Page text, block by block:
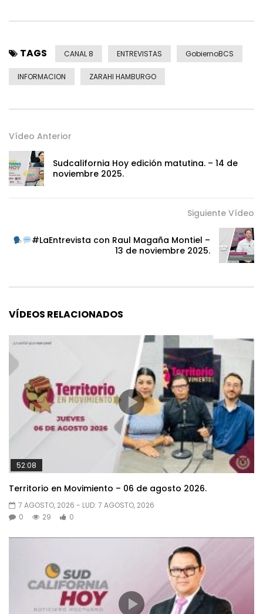
TAGS CANAL 8 ENTREVISTAS GobiernoBCS
INFORMACION ZARAHI HAMBURGO
Vídeo Anterior
Sudcalifornia Hoy edición matutina. – 14 de
noviembre 2025.
Siguiente Vídeo
#LaEntrevista con Raul Magaña Montiel –
13 de noviembre 2025.
VÍDEOS RELACIONADOS
52:08
Territorio en Movimiento – 06 de agosto 2026.
7 AGOSTO, 2026 - LUD: 7 AGOSTO, 2026
0
29 0